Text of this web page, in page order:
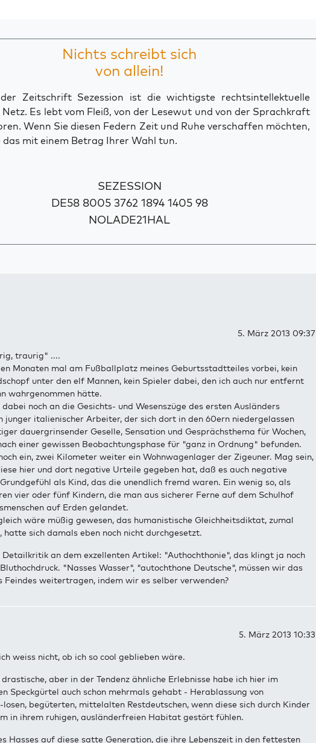
Nichts schreibt sich
von allein!
Zeitschrift Sezession ist die wichtigste rechtsintellektuelle
Es lebt vom Fleiß, von der Lesewut und von der Sprachkraft
Wenn Sie diesen Federn Zeit und Ruhe verschaffen möchten,
das mit einem Betrag Ihrer Wahl tun.
SEZESSION
DE58 8005 3762 1894 1405 98
NOLADE21HAL
5. März 2013 09:37
traurig" ....
Monaten mal am Fußballplatz meines Geburtsstadtteiles vorbei, kein
unter den elf Mannen, kein Spieler dabei, den ich auch nur entfernt
wahrgenommen hätte.
noch an die Gesichts- und Wesenszüge des ersten Ausländers
junger italienischer Arbeiter, der sich dort in den 60ern niedergelassen
dauergrinsender Geselle, Sensation und Gesprächsthema für Wochen,
einer gewissen Beobachtungsphase für "ganz in Ordnung" befunden.
ein, zwei Kilometer weiter ein Wohnwagenlager der Zigeuner. Mag sein,
hier und dort negative Urteile gegeben hat, daß es auch negative
als Kind, das die unendlich fremd waren. Ein wenig so, als
vier oder fünf Kindern, die man aus sicherer Ferne auf dem Schulhof
auf Erden gelandet.
wäre müßig gewesen, das humanistische Gleichheitsdiktat, zumal
hatte sich damals eben noch nicht durchgesetzt.
Detailkritik an dem exzellenten Artikel: "Authochthonie", das klingt ja noch
"Nasses Wasser", "autochthone Deutsche", müssen wir das
Feindes weitertragen, indem wir es selber verwenden?
5. März 2013 10:33
weiss nicht, ob ich so cool geblieben wäre.
aber in der Tendenz ähnliche Erlebnisse habe ich hier im
Speckgürtel auch schon mehrmals gehabt - Herablassung von
begüterten, mittelalten Restdeutschen, wenn diese sich durch Kinder
in ihrem ruhigen, ausländerfreien Habitat gestört fühlen.
Hasses auf diese satte Generation, die ihre Lebenszeit in den fettesten